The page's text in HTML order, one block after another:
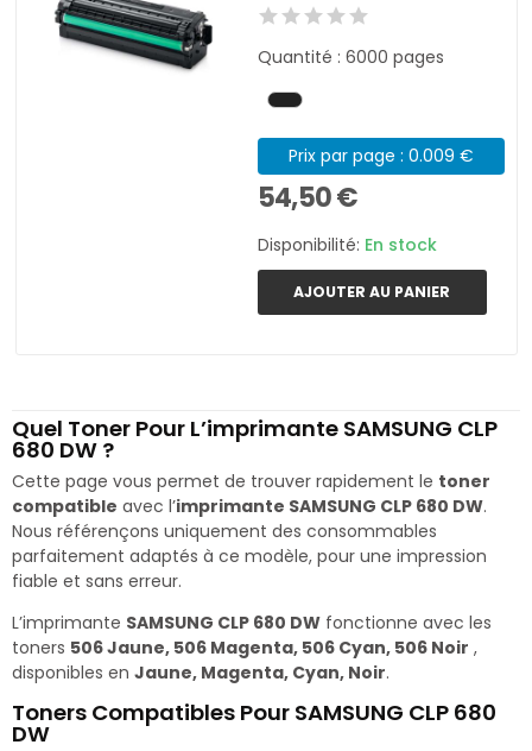
Quantité : 6000 pages
Prix par page : 0.009 €
54,50 €
Disponibilité: En stock
AJOUTER AU PANIER
Quel Toner Pour L’imprimante SAMSUNG CLP
680 DW ?
Cette page vous permet de trouver rapidement le toner
compatible avec l’imprimante SAMSUNG CLP 680 DW.
Nous référençons uniquement des consommables
parfaitement adaptés à ce modèle, pour une impression
fiable et sans erreur.
L’imprimante SAMSUNG CLP 680 DW fonctionne avec les
toners 506 Jaune, 506 Magenta, 506 Cyan, 506 Noir ,
disponibles en Jaune, Magenta, Cyan, Noir.
Toners Compatibles Pour SAMSUNG CLP 680
DW